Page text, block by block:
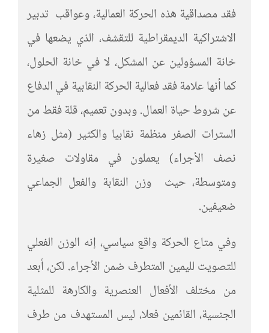
فقد مصداقية هذه الحركة العمالية، وعواقب تدبير
الاشتراكية الديمقراطية للتقشف، الذي يضعها في
خانة المسؤولين عن المشكل، لا في خانة الحلول،
كما أنها علامة فقد فعالية الحركة النقابية في الدفاع
عن شروط حياة العمال. وبدون تعميم، قلة فقط من
السترات الصفر منظمة نقابيا والكثير (مثل زهاء
نصف الأجراء) يعملون في مقاولات صغيرة
ومتوسطة، حيث وزن النقابة والفعل الجماعي
ضعيفين.
وفي متاع الحركة واقع سياسي، إنه الوزن الفعلي
للتصويت لليمين المتطرف ضمن الأجراء. لكن، أبعد
من مختلف الأفعال العنصرية والكارهة للمثلية
الجنسية، القائمين فعلا، ليس المستهدف من طرف